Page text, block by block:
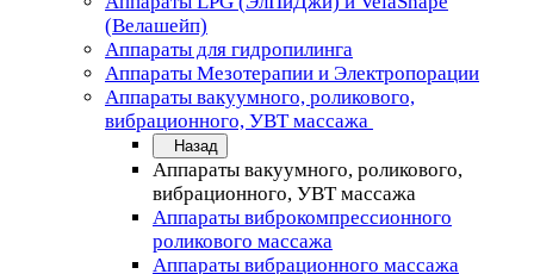
(Велашейп)
Аппараты для гидропилинга
Аппараты Мезотерапии и Электропорации
Аппараты вакуумного, роликового,
вибрационного, УВТ массажа
Назад
Аппараты вакуумного, роликового,
вибрационного, УВТ массажа
Аппараты виброкомпрессионного
роликового массажа
Аппараты вибрационного массажа